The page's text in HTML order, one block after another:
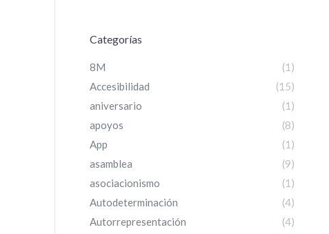
Categorías
8M
(1)
Accesibilidad
(15)
aniversario
(1)
apoyos
(8)
App
(1)
asamblea
(9)
asociacionismo
(1)
Autodeterminación
(4)
Autorrepresentación
(4)